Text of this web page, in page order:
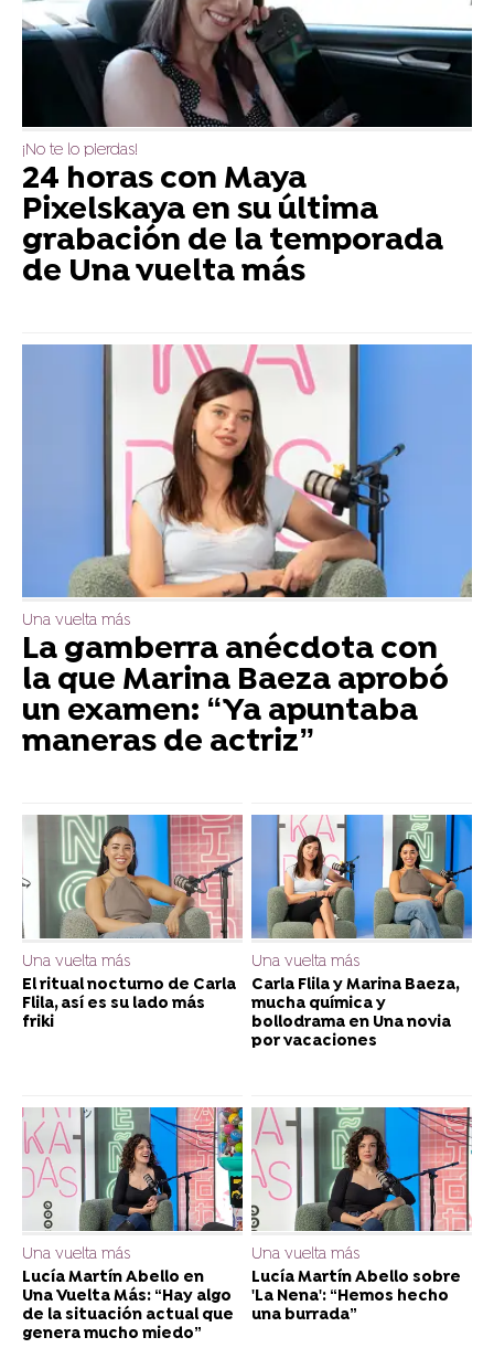
¡No te lo pierdas!
24 horas con Maya
Pixelskaya en su última
grabación de la temporada
de Una vuelta más
Una vuelta más
La gamberra anécdota con
la que Marina Baeza aprobó
un examen: “Ya apuntaba
maneras de actriz”
Una vuelta más
El ritual nocturno de Carla
Flila, así es su lado más
friki
Una vuelta más
Carla Flila y Marina Baeza,
mucha química y
bollodrama en Una novia
por vacaciones
Una vuelta más
Lucía Martín Abello en
Una Vuelta Más: “Hay algo
de la situación actual que
genera mucho miedo”
Una vuelta más
Lucía Martín Abello sobre
'La Nena': “Hemos hecho
una burrada”